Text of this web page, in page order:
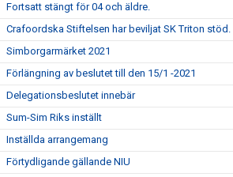
Fortsatt stängt för 04 och äldre.
Crafoordska Stiftelsen har beviljat SK Triton stöd.
Simborgarmärket 2021
Förlängning av beslutet till den 15/1 -2021
Delegationsbeslutet innebär
Sum-Sim Riks inställt
Inställda arrangemang
Förtydligande gällande NIU